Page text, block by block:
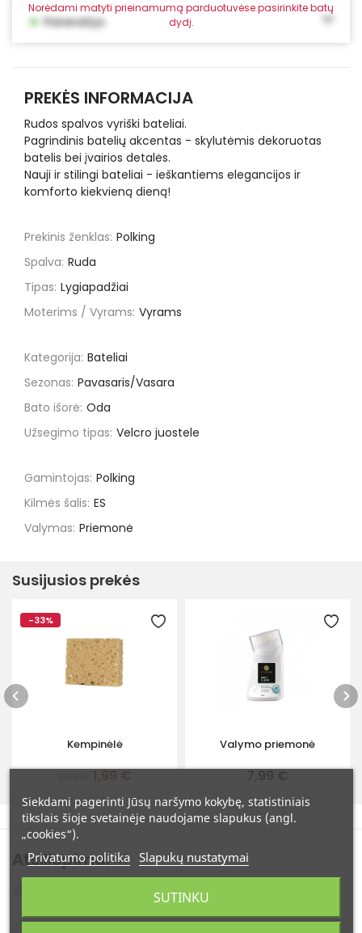
Norėdami matyti prieinamumą parduotuvėse pasirinkite batų
dydį.
• Panevėžys
PREKĖS INFORMACIJA
Rudos spalvos vyriški bateliai.
Pagrindinis batelių akcentas - skylutėmis dekoruotas
batelis bei įvairios detalės.
Nauji ir stilingi bateliai - ieškantiems elegancijos ir
komforto kiekvieną dieną!
Prekinis ženklas: Polking
Spalva: Ruda
Tipas: Lygiapadžiai
Moterims / Vyrams: Vyrams
Kategorija: Bateliai
Sezonas: Pavasaris/Vasara
Bato išorė: Oda
Užsegimo tipas: Velcro juostele
Gamintojas: Polking
Kilmės šalis: ES
Valymas: Priemonė
Susijusios prekės
-33%
Kempinėlė Valymo priemonė
Atsiliepimai(0)
Atsiliepimų: 0
Siekdami pagerinti Jūsų naršymo kokybę, statistiniais
tikslais šioje svetainėje naudojame slapukus (angl.
„cookies“).
Privatumo politika Slapukų nustatymai
SUTINKU